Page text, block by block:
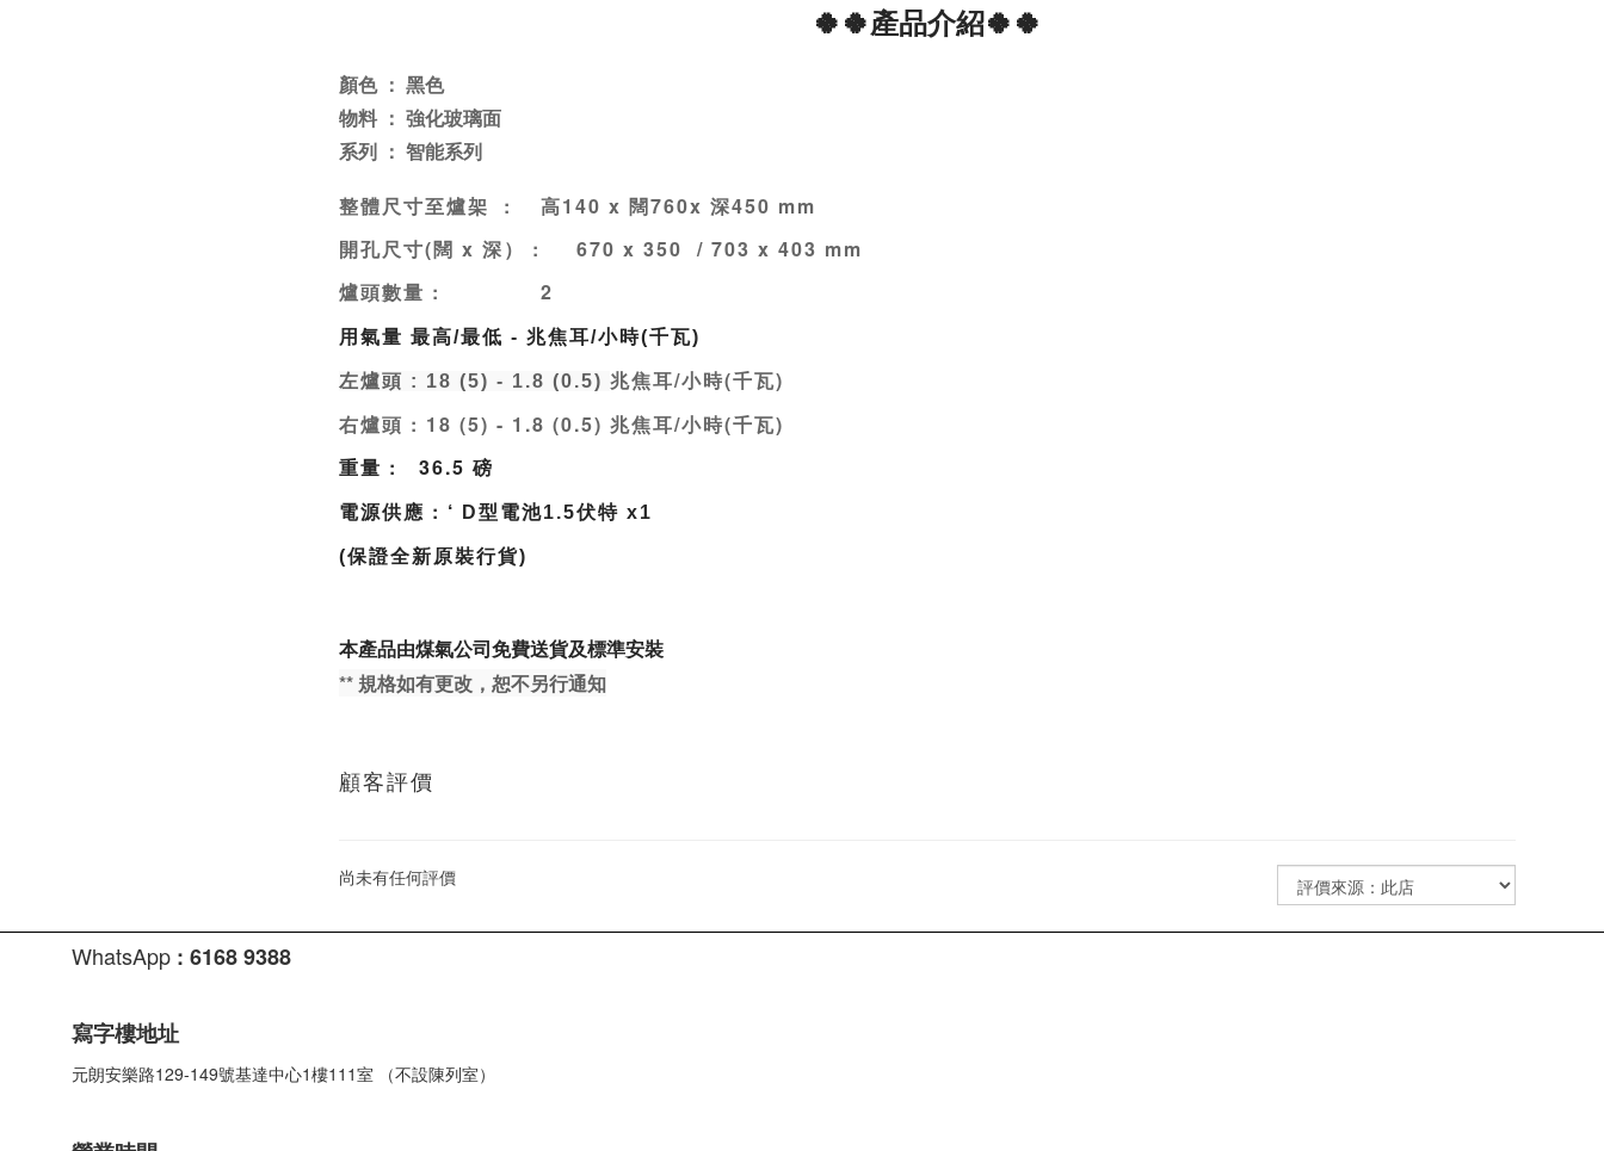
🍀🍀產品介紹🍀🍀
顏色 ： 黑色
物料 ： 強化玻璃面
系列 ： 智能系列
整體尺寸至爐架 :
高140 x 闊760x 深450 mm
開孔尺寸(闊 x 深） :
670 x 350 / 703 x 403 mm
爐頭數量 : 2
用氣量 最高/最低 - 兆焦耳/小時(千瓦)
左爐頭 : 18 (5) - 1.8 (0.5) 兆焦耳/小時(千瓦)
右爐頭 : 18 (5) - 1.8 (0.5) 兆焦耳/小時(千瓦)
重量 :
36.5 磅
電源供應 : ‘ D型電池1.5伏特 x1
(保證全新原裝行貨)
本產品由煤氣公司免費送貨及標準安裝
** 規格如有更改，恕不另行通知
顧客評價
尚未有任何評價
WhatsApp : 6168 9388
寫字樓地址
元朗安樂路129-149號基達中心1樓111室 （不設陳列室）